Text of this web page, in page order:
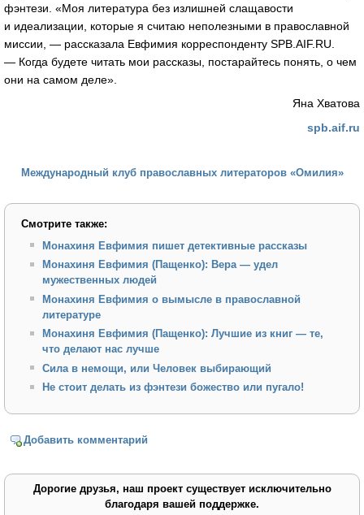
фэнтези. «Моя литература без излишней слащавости
и идеализации, которые я считаю неполезными в православной
миссии, — рассказала Евфимия корреспонденту SPB.AIF.RU.
— Когда будете читать мои рассказы, постарайтесь понять, о чем
они на самом деле».
Яна Хватова
spb.aif.ru
Международный клуб православных литераторов «Омилия»
Смотрите также:
Монахиня Евфимия пишет детективные рассказы
Монахиня Евфимия (Пащенко): Вера — удел
мужественных людей
Монахиня Евфимия о вымысле в православной
литературе
Монахиня Евфимия (Пащенко): Лучшие из книг — те,
что делают нас лучше
Сила в немощи, или Человек выбирающий
Не стоит делать из фэнтези божество или пугало!
Добавить комментарий
Дорогие друзья, наш проект существует исключительно
благодаря вашей поддержке.